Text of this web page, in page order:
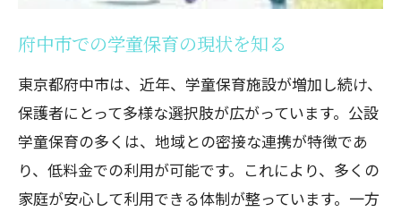
学童保育にかかる追加費用とは
料金が安い学童保育の見分け方
料金とサービスのバランスを考える
長期的な視点で見る学童保育のコスト
府中市内でお得な学童保育を見つける方
法
府中市の学童保育で安心の子育て環境を手に
府中市での学童保育の現状を知る
東京都府中市は、近年、学童保育施設が増加し続け、
保護者にとって多様な選択肢が広がっています。公設
学童保育の多くは、地域との密接な連携が特徴であ
り、低料金での利用が可能です。これにより、多くの
家庭が安心して利用できる体制が整っています。一方